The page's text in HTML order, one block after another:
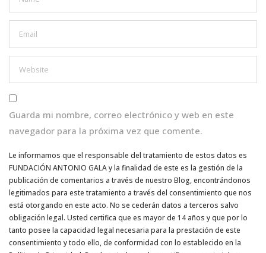
Guarda mi nombre, correo electrónico y web en este
navegador para la próxima vez que comente.
Le informamos que el responsable del tratamiento de estos datos es
FUNDACIÓN ANTONIO GALA y la finalidad de este es la gestión de la
publicación de comentarios a través de nuestro Blog, encontrándonos
legitimados para este tratamiento a través del consentimiento que nos
está otorgando en este acto. No se cederán datos a terceros salvo
obligación legal. Usted certifica que es mayor de 14 años y que por lo
tanto posee la capacidad legal necesaria para la prestación de este
consentimiento y todo ello, de conformidad con lo establecido en la